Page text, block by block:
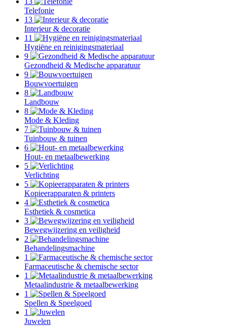
Telefonie
13
Interieur & decoratie
11
Hygiëne en reinigingsmateriaal
9
Gezondheid & Medische apparatuur
9
Bouwvoertuigen
8
Landbouw
8
Mode & Kleding
7
Tuinbouw & tuinen
6
Hout- en metaalbewerking
5
Verlichting
5
Kopieerapparaten & printers
4
Esthetiek & cosmetica
3
Bewegwijzering en veiligheid
2
Behandelingsmachine
1
Farmaceutische & chemische sector
1
Metaalindustrie & metaalbewerking
1
Spellen & Speelgoed
1
Juwelen